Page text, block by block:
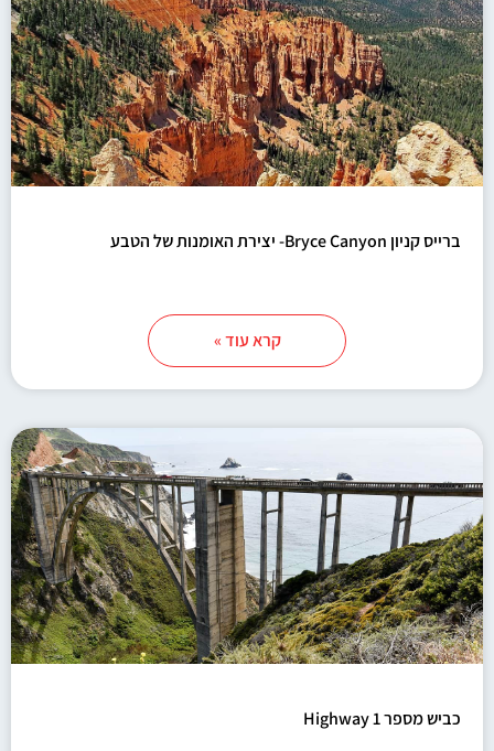
ברייס קניון Bryce Canyon- יצירת האומנות של הטבע
קרא עוד »
כביש מספר 1 Highway